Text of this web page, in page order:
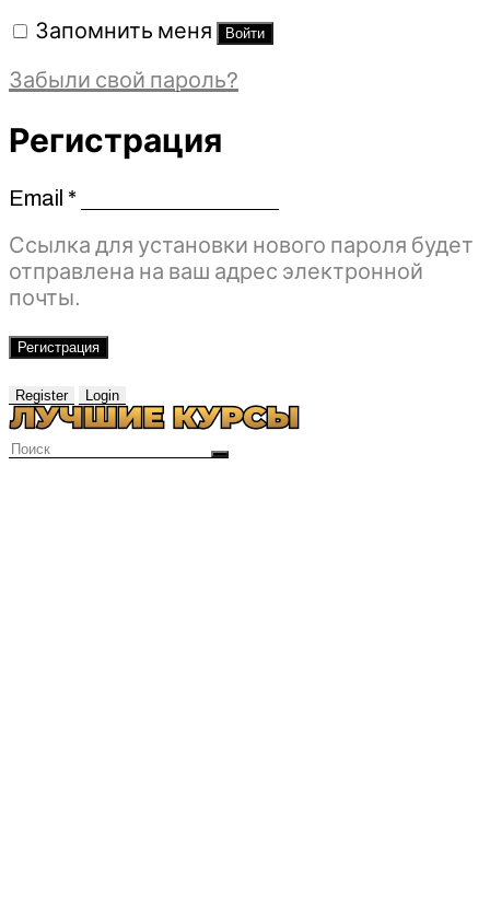
Запомнить меня Войти
Забыли свой пароль?
Регистрация
Email *Обязательно
Ссылка для установки нового пароля будет
отправлена ​​на ваш адрес электронной
почты.
Регистрация
Register Login